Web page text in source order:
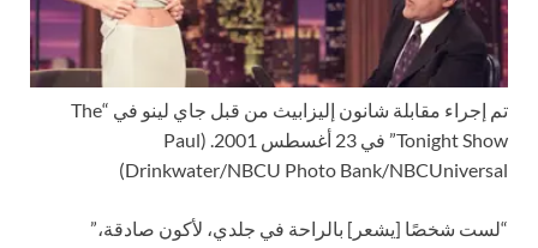
تم إجراء مقابلة شانون إليزابيث من قبل جاي لينو في “The
Tonight Show” في 23 أغسطس 2001.
(Paul
Drinkwater/NBCU Photo Bank/NBCUniversal)
“لست شخصًا [يشعر] بالراحة في جلدي، لأكون صادقة،”